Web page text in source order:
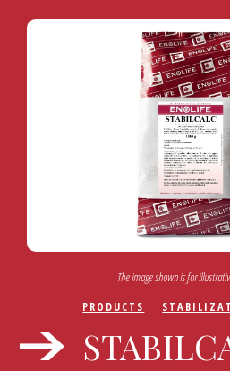
The image shown is for
PRODUCTS